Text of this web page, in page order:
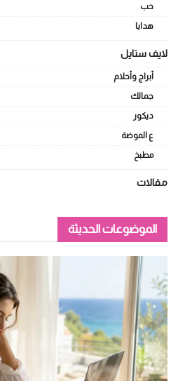
حب
هدايا
لايف ستايل
أبراج وأحلام
جمالك
ديكور
ع الموضة
مطبخ
مقالات
الموضوعات الحديثة